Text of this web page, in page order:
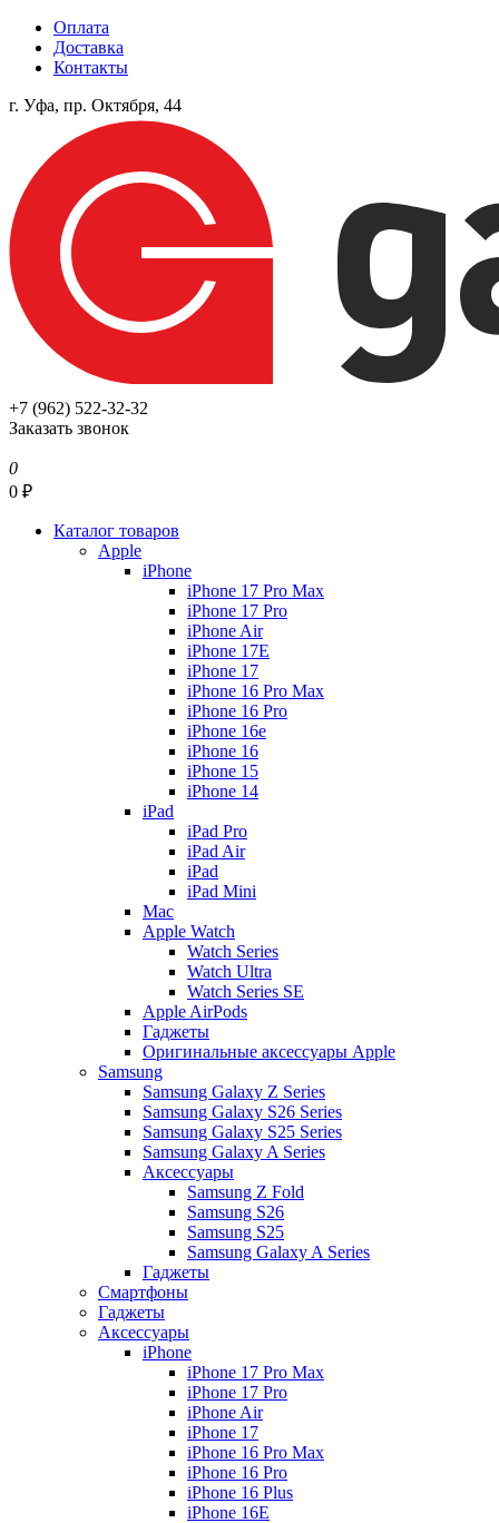
Оплата
Доставка
Контакты
г. Уфа, пр. Октября, 44
+7 (962) 522-32-32
Заказать звонок
0
0 ₽
Каталог товаров
Apple
iPhone
iPhone 17 Pro Max
iPhone 17 Pro
iPhone Air
iPhone 17E
iPhone 17
iPhone 16 Pro Max
iPhone 16 Pro
iPhone 16e
iPhone 16
iPhone 15
iPhone 14
iPad
iPad Pro
iPad Air
iPad
iPad Mini
Mac
Apple Watch
Watch Series
Watch Ultra
Watch Series SE
Apple AirPods
Гаджеты
Оригинальные аксессуары Apple
Samsung
Samsung Galaxy Z Series
Samsung Galaxy S26 Series
Samsung Galaxy S25 Series
Samsung Galaxy A Series
Аксессуары
Samsung Z Fold
Samsung S26
Samsung S25
Samsung Galaxy A Series
Гаджеты
Смартфоны
Гаджеты
Аксессуары
iPhone
iPhone 17 Pro Max
iPhone 17 Pro
iPhone Air
iPhone 17
iPhone 16 Pro Max
iPhone 16 Pro
iPhone 16 Plus
iPhone 16E